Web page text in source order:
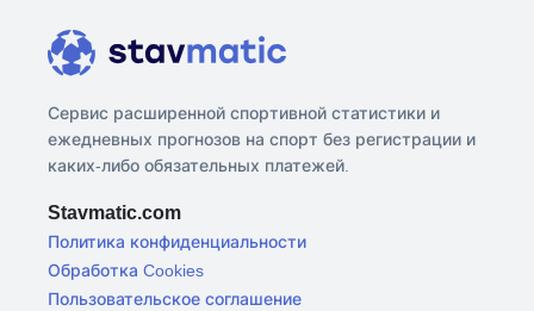
Сервис расширенной спортивной статистики и
ежедневных прогнозов на спорт без регистрации и
каких-либо обязательных платежей.
Stavmatic.com
Политика конфиденциальности
Обработка Cookies
Пользовательское соглашение